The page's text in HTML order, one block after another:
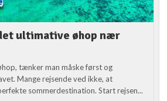
ultimative øhop nær
tænker man måske først og
Mange rejsende ved ikke, at
sommerdestination. Start rejsen...